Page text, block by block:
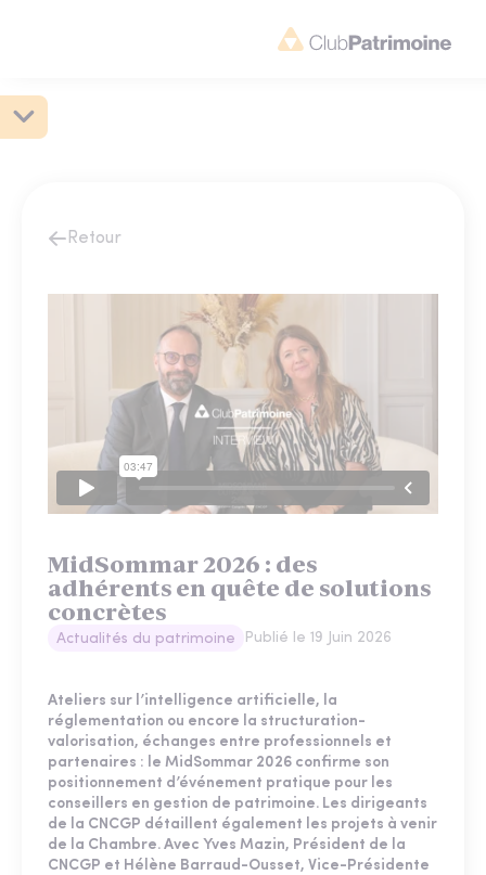
Retour
MidSommar 2026 : des
adhérents en quête de solutions
concrètes
Actualités du patrimoine Publié le 19 Juin 2026
Ateliers sur l’intelligence artificielle, la
réglementation ou encore la structuration-
valorisation, échanges entre professionnels et
partenaires : le MidSommar 2026 confirme son
positionnement d’événement pratique pour les
conseillers en gestion de patrimoine. Les dirigeants
de la CNCGP détaillent également les projets à venir
de la Chambre. Avec Yves Mazin, Président de la
CNCGP et Hélène Barraud-Ousset, Vice-Présidente